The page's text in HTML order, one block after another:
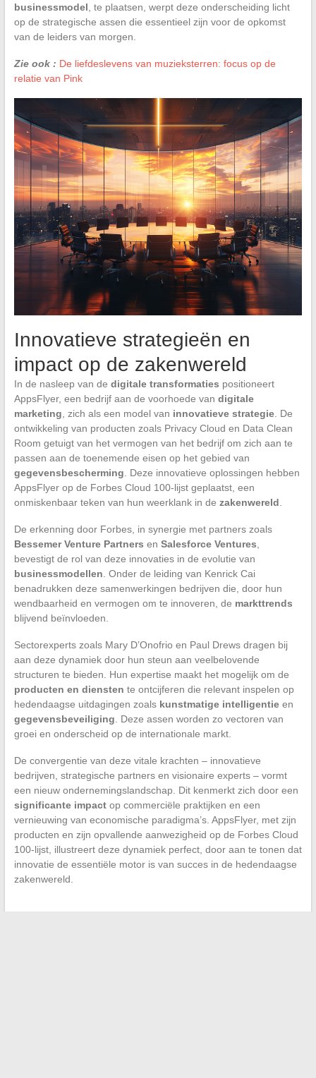
businessmodel , te plaatsen, werpt deze onderscheiding licht
op de strategische assen die essentieel zijn voor de opkomst
van de leiders van morgen.
Zie ook : De liefdeslevens van muzieksterren: focus op de
relatie van Pink
Innovatieve strategieën en
impact op de zakenwereld
In de nasleep van de digitale transformaties positioneert
AppsFlyer, een bedrijf aan de voorhoede van digitale
marketing , zich als een model van innovatieve strategie. De
ontwikkeling van producten zoals Privacy Cloud en Data Clean
Room getuigt van het vermogen van het bedrijf om zich aan te
passen aan de toenemende eisen op het gebied van
gegevensbescherming . Deze innovatieve oplossingen hebben
AppsFlyer op de Forbes Cloud 100-lijst geplaatst, een
onmiskenbaar teken van hun weerklank in de zakenwereld
De erkenning door Forbes, in synergie met partners zoals
Bessemer Venture Partners en Salesforce Ventures
bevestigt de rol van deze innovaties in de evolutie van
businessmodellen . Onder de leiding van Kenrick Cai
benadrukken deze samenwerkingen bedrijven die, door hun
wendbaarheid en vermogen om te innoveren, de markttrends
blijvend beïnvloeden.
Sectorexperts zoals Mary D’Onofrio en Paul Drews dragen bij
aan deze dynamiek door hun steun aan veelbelovende
structuren te bieden. Hun expertise maakt het mogelijk om de
producten en diensten te ontcijferen die relevant inspelen op
hedendaagse uitdagingen zoals kunstmatige intelligentieen
gegevensbeveiliging . Deze assen worden zo vectoren van
groei en onderscheid op de internationale markt.
De convergentie van deze vitale krachten – innovatieve
bedrijven, strategische partners en visionaire experts – vormt
een nieuw ondernemingslandschap. Dit kenmerkt zich door een
significante impactop commerciële praktijken en een
vernieuwing van economische paradigma’s. AppsFlyer, met zijn
producten en zijn opvallende aanwezigheid op de Forbes Cloud
100-lijst, illustreert deze dynamiek perfect, door aan te tonen dat
innovatie de essentiële motor is van succes in de hedendaagse
zakenwereld.